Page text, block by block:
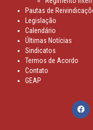
Pautas de
Legislação
Calendário
Últimas Notícias
Sindicatos
Termos de Acordo
Contato
GEAP